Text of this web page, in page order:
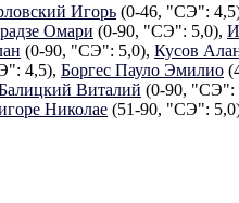
Игорь (0-46, "СЭ":
Омари (0-90, "СЭ": 5,0),
(0-90, "СЭ": 5,0), Кусов
4,5), Боргес Пауло Эмилио
Виталий (0-90, "СЭ":
Николае (51-90, "СЭ":